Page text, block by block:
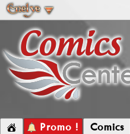
Promo ! Comics